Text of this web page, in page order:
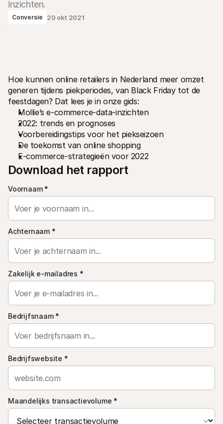
Portaal voor developers
Ontdek documentatie en updates voor developers
Libraries
Integreer Mollie met kant-en-klare pakketten
Discord community
Word lid van onze developer community
Over Mollie
Prijzen
Bekijk onze tarieven
Over ons
Maak kennis met ons verhaal en
onze waarden
Het laatste nieuws over Mollie
Vacatures
Kom werken bij Mollie. Ontdek de
vacatures!
Contact
Voor consumenten
Waarom zie je Mollie op je bankafschrift?
Voor Mollie-klanten
Neem contact op met Customer Support
Contact met sales
Ontdek hoe we jouw bedrijf kunnen helpen
inzichten.
Conversie 20 okt 2021
Hoe kunnen online retailers in Nederland meer omzet
generen tijdens piekperiodes, van Black Friday tot de
feestdagen? Dat lees je in onze gids:
Mollie’s e-commerce-data-inzichten
2022: trends en prognoses
Voorbereidingstips voor het piekseizoen
De toekomst van online shopping
E-commerce-strategieën voor 2022
Download het rapport
Voornaam*
Achternaam *
Zakelijk e-mailadres *
Bedrijfsnaam*
Bedrijfswebsite *
Maandelijks transactievolume *